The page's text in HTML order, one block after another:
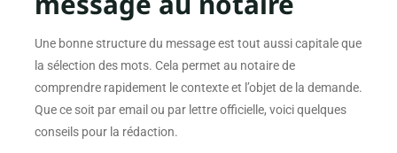
Une bonne structure du message est tout aussi capitale que
la sélection des mots. Cela permet au notaire de
comprendre rapidement le contexte et l’objet de la demande.
Que ce soit par email ou par lettre officielle, voici quelques
conseils pour la rédaction.